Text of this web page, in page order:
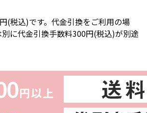
(税込)です。代金引換をご利用の場
に代金引換手数料300円(税込)が別途